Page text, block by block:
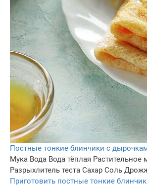
Постные тонкие блинчики с
Мука Вода Вода тёплая Растительное
Разрыхлитель теста Сахар Соль
Приготовить постные тонкие